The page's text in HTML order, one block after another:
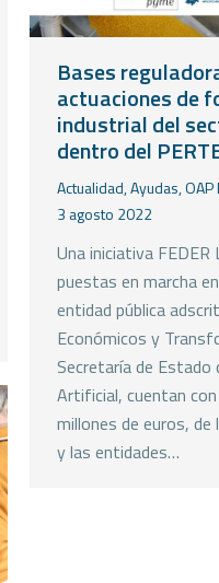
Bases
actuaciones de
industrial del
dentro del
Actualidad,Ayudas,OAP
3 agosto 2022
Una iniciativa
puestas en marcha
entidad pública
Económicos y
Secretaría de
Artificial, cuentan
millones de euros,
y las entidades…